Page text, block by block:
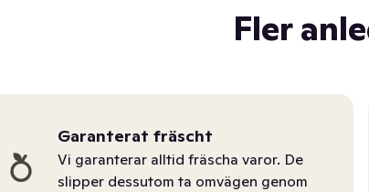
Fler
Garanterat fräscht
Vi garanterar alltid fräscha varor. De
slipper dessutom ta omvägen genom